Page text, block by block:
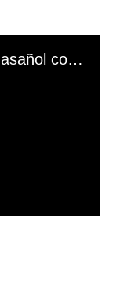
El mal momento de Yanina Gasañol con un hincha argentino en "Subrayado"